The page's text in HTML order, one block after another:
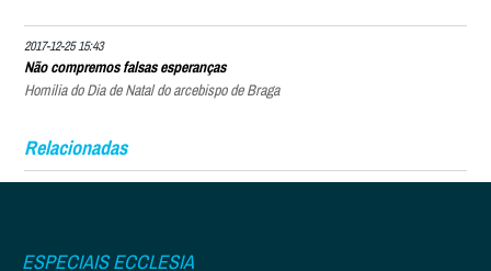
2017-12-25 15:43
Não compremos falsas esperanças
Homilia do Dia de Natal do arcebispo de Braga
Relacionadas
ESPECIAIS ECCLESIA